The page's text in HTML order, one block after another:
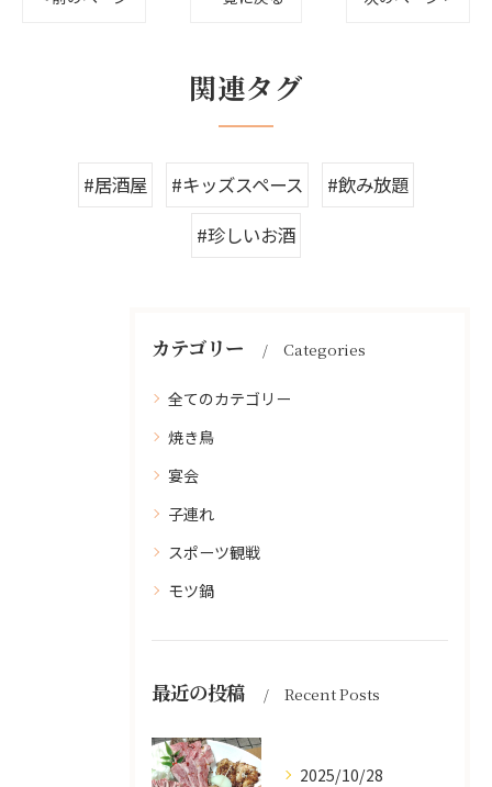
関連タグ
#居酒屋 #キッズスペース
#飲み放題
#珍しいお酒
カテゴリー Categories
全てのカテゴリー
焼き鳥
宴会
子連れ
スポーツ観戦
モツ鍋
最近の投稿 Recent Posts
2025/10/28